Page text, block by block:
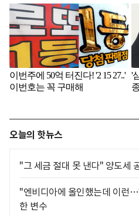
오늘의 핫뉴스
"그 세금 절대 못 낸다" 양도세
"엔비디아에 올인했는데 이런
한 변수